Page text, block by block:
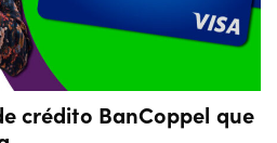
crédito BanCoppel que